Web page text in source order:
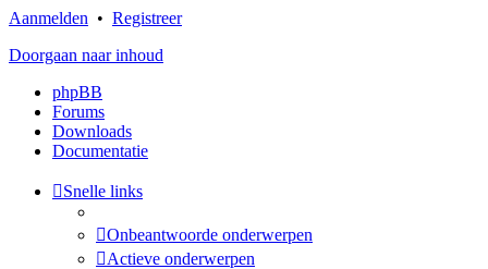
Aanmelden • Registreer
Doorgaan naar inhoud
phpBB
Forums
Downloads
Documentatie
Snelle links
Onbeantwoorde onderwerpen
Actieve onderwerpen